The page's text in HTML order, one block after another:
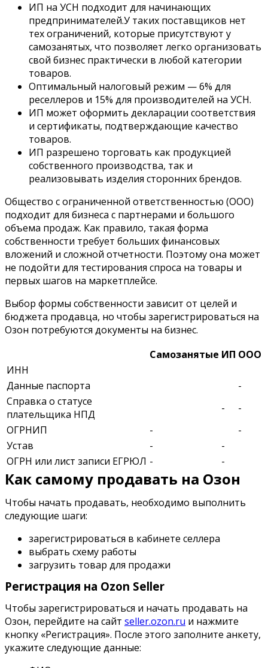
ИП на УСН подходит для начинающих
предпринимателей.У таких поставщиков нет
тех ограничений, которые присутствуют у
самозанятых, что позволяет легко организовать
свой бизнес практически в любой категории
товаров.
Оптимальный налоговый режим — 6% для
реселлеров и 15% для производителей на УСН.
ИП может оформить декларации соответствия
и сертификаты, подтверждающие качество
товаров.
ИП разрешено торговать как продукцией
собственного производства, так и
реализовывать изделия сторонних брендов.
Общество с ограниченной ответственностью (ООО)
подходит для бизнеса с партнерами и большого
объема продаж. Как правило, такая форма
собственности требует больших финансовых
вложений и сложной отчетности. Поэтому она может
не подойти для тестирования спроса на товары и
первых шагов на маркетплейсе.
Выбор формы собственности зависит от целей и
бюджета продавца, но чтобы зарегистрироваться на
Озон потребуются документы на бизнес.
Самозанятые ИП ООО
ИНН
Данные паспорта
-
Справка о статусе
плательщика НПД
-
-
ОГРНИП
-
-
Устав
-
-
ОГРН или лист записи ЕГРЮЛ - -
Как самому продавать на Озон
Чтобы начать продавать, необходимо выполнить
следующие шаги:
зарегистрироваться в кабинете селлера
выбрать схему работы
загрузить товар для продажи
Регистрация на Ozon Seller
Чтобы зарегистрироваться и начать продавать на
Озон, перейдите на сайт seller.ozon.ru и нажмите
кнопку «Регистрация». После этого заполните анкету,
укажите следующие данные: